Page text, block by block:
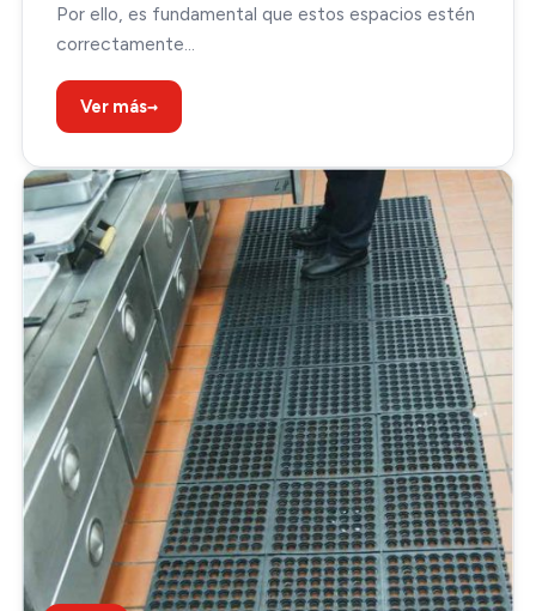
Por ello, es fundamental que estos espacios estén
correctamente…
Ver más→